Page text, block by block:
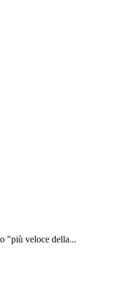
"più veloce della...